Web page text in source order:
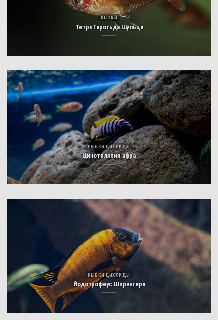
РЫБКИ
Тетра Гарольда Шульца
РЫБКИ ЦИХЛИДЫ
Цинотиляпия афра
РЫБКИ ЦИХЛИДЫ
Йодотрофеус Шпренгера